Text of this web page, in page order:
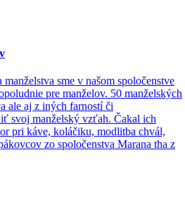
sme v našom spoločenstve
pre manželov. 50 manželských
ale aj z iných farností či
svoj manželský vzťah. Čakal ich
pri káve, koláčiku, modlitba chvál,
zo spoločenstva Marana tha z